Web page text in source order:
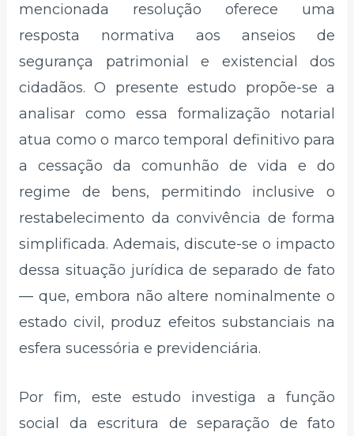
mencionada resolução oferece uma
resposta normativa aos anseios de
segurança patrimonial e existencial dos
cidadãos. O presente estudo propõe-se a
analisar como essa formalização notarial
atua como o marco temporal definitivo para
a cessação da comunhão de vida e do
regime de bens, permitindo inclusive o
restabelecimento da convivência de forma
simplificada. Ademais, discute-se o impacto
dessa situação jurídica de separado de fato
— que, embora não altere nominalmente o
estado civil, produz efeitos substanciais na
esfera sucessória e previdenciária.
Por fim, este estudo investiga a função
social da escritura de separação de fato